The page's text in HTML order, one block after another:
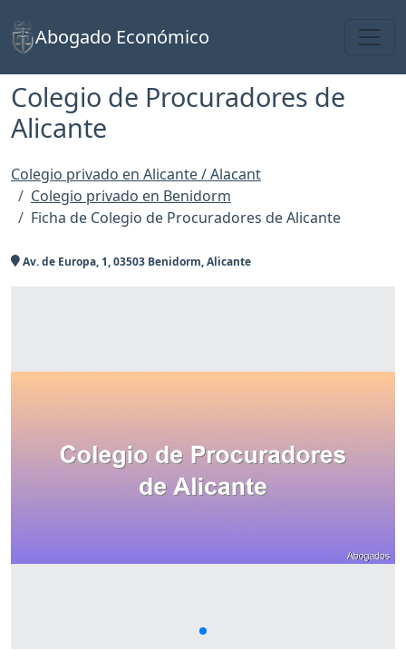
Abogado Económico
Colegio de Procuradores de
Alicante
Colegio privado en Alicante / Alacant
Colegio privado en Benidorm
Ficha de Colegio de Procuradores de Alicante
Av. de Europa, 1, 03503 Benidorm, Alicante